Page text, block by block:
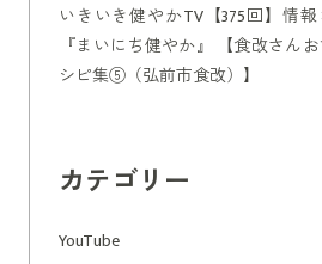
いきいき健やかTV【375回】情
『まいにち健やか』 【食改さん
シピ集⑤（弘前市食改）】
カテゴリー
YouTube